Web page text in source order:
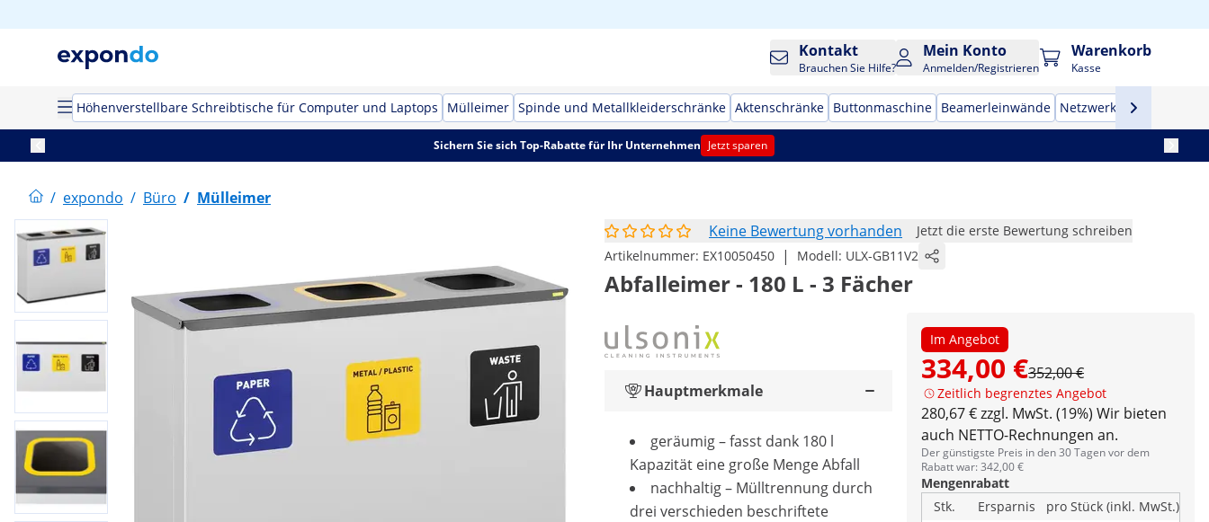
Kontakt
Brauchen Sie Hilfe?
Mein Konto
Anmelden/Registrieren
Warenkorb
Kasse
Höhenverstellbare Schreibtische für Computer und Laptops Mülleimer Spinde und Metallkleiderschränke Aktenschränke Buttonmaschine Beamerleinwände Netzwerkschränke
Sichern Sie sich Top-Rabatte für Ihr Unternehmen Jetzt sparen
/ expondo / Büro / Mülleimer
Keine Bewertung vorhanden
Jetzt die erste Bewertung schreiben
Artikelnummer: EX10050450 | Modell: ULX-GB11V2
Abfalleimer - 180 L - 3 Fächer
Im Angebot
334,00 €352,00 €
Zeitlich begrenztes Angebot
280,67 € zzgl. MwSt. (19%) Wir bieten
auch NETTO-Rechnungen an.
Der günstigste Preis in den 30 Tagen vor dem
Rabatt war: 342,00 €
Mengenrabatt
Stk.
Ersparnis
pro Stück (inkl. MwSt.)
Hauptmerkmale
geräumig – fasst dank 180 l
Kapazität eine große Menge Abfall
nachhaltig – Mülltrennung durch
drei verschieden beschriftete